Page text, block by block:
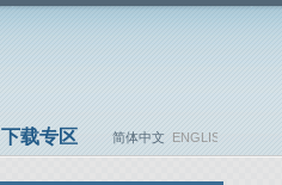
下载专区 简体中文 ENGLISH